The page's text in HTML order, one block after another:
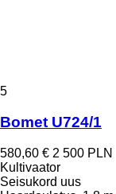
5
Bomet U724/1
580,60 € 2 500 PLN
Kultivaator
Seisukord uus